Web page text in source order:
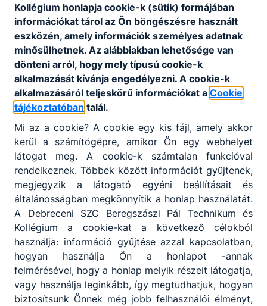
404
A keresett oldal nem található.
Vissza a főoldalra
Kollégium honlapja cookie-k (sütik) formájában
információkat tárol az Ön böngészésre használt
eszközén, amely információk személyes adatnak
minősülhetnek. Az alábbiakban lehetősége van
dönteni arról, hogy mely típusú cookie-k
alkalmazását kívánja engedélyezni. A cookie-k
alkalmazásáról teljeskörű információkat a Cookie
tájékoztatóban talál.
Mi az a cookie? A cookie egy kis fájl, amely akkor
kerül a számítógépre, amikor Ön egy webhelyet
látogat meg. A cookie-k számtalan funkcióval
rendelkeznek. Többek között információt gyűjtenek,
megjegyzik a látogató egyéni beállításait és
általánosságban megkönnyítik a honlap használatát.
A Debreceni SZC Beregszászi Pál Technikum és
Kollégium a cookie-kat a következő célokból
használja: információ gyűjtése azzal kapcsolatban,
hogyan használja Ön a honlapot -annak
felmérésével, hogy a honlap melyik részeit látogatja,
vagy használja leginkább, így megtudhatjuk, hogyan
biztosítsunk Önnek még jobb felhasználói élményt,